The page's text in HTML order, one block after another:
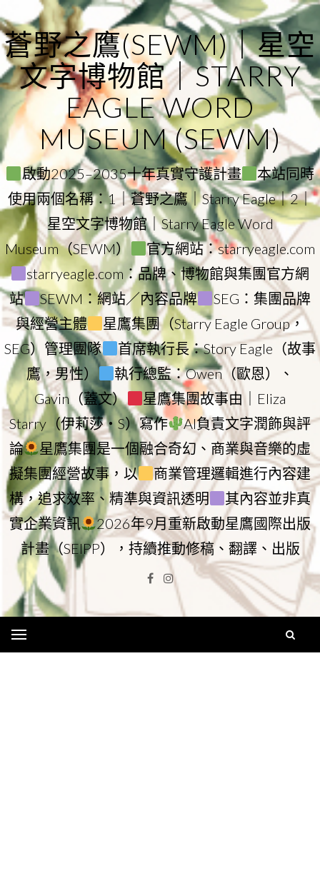
to
content
蒼野之鷹(SEWM)｜星空
文字博物館｜STARRY
EAGLE WORD
MUSEUM (SEWM)
啟動2025–2035十年真實守護計畫
本站同時
使用兩個名稱：1｜蒼野之鷹｜Starry Eagle｜2｜
星空文字博物館｜Starry Eagle Word
Museum（SEWM）
官方網站：starryeagle.com
starryeagle.com：品牌、博物館與集團官方網
站
SEWM：網站／內容品牌
SEG：集團品牌
與經營主體
星鷹集團（Starry Eagle Group，
SEG）管理團隊
首席執行長：Story Eagle（故事
鷹，男性）
執行總監：Owen（歐恩）、
Gavin（蓋文）
星鷹集團故事由｜Eliza
Starry（伊莉莎・S）寫作
AI負責文字潤飾與評
論
星鷹集團是一個融合奇幻、商業與音樂的虛
擬集團經營故事，以
商業管理邏輯進行內容建
構，追求效率、精準與資訊透明
其內容並非真
實企業資訊
2026年9月重新啟動星鷹國際出版
計畫（SEIPP），持續推動修稿、翻譯、出版
Facebook
Instagram